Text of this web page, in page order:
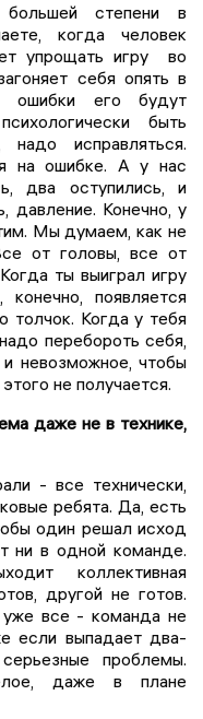
степени в
когда человек
упрощать игру во
себя опять в
ошибки его будут
быть
исправляться.
на ошибке. А у нас
два оступились, и
давление. Конечно, у
Мы думаем, как не
от головы, все от
ты выиграл игру
появляется
толчок. Когда у тебя
перебороть себя,
невозможное, чтобы
не получается.
даже не в технике,
- все технически,
ребята. Да, есть
один решал исход
ни в одной команде.
коллективная
другой не готов.
уже все - команда не
если выпадает два-
проблемы.
даже в плане